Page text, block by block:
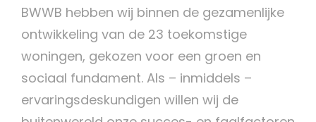
BWWB hebben wij binnen de gezamenlijke
ontwikkeling van de 23 toekomstige
woningen, gekozen voor een groen en
sociaal fundament. Als – inmiddels –
ervaringsdeskundigen willen wij de